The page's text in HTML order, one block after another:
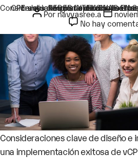
Etiqueta:
Network
REDES INTENSIVAS EN
CPE virtual: lograr operaciones basadas en hardware a través de una función virtual basada en software Consideraciones clave de diseño e
Autor de la entrada
Pornavyasree.a
Fecha
No hay
Consideraciones clave de diseño e
una implementación exitosa de